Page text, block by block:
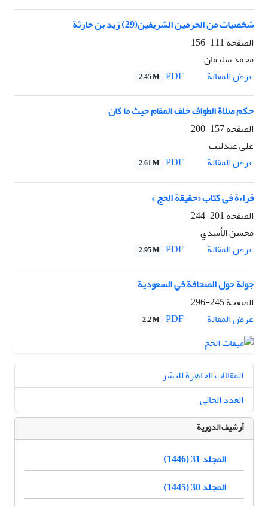
شخصيات من الحرمين الشريفين(29) زيد بن حارثة
الصفحة111-156
محمد سليمان
عرض المقالة
2.45 M
حکم صلاة الطواف خلف المقام حيث ما کان
الصفحة157-200
علي عندليب
عرض المقالة
2.61 M
قراءة في کتاب «حقيقة الحج »
الصفحة201-244
محسن الأسدي
عرض المقالة
2.95 M
جولة حول الصحافة في السعودية
الصفحة245-296
عرض المقالة
2.2 M
المقالات الجاهزة للنشر
العدد الحالي
أرشيف الدورية
المجلد 31 (1446)
المجلد 30 (1445)